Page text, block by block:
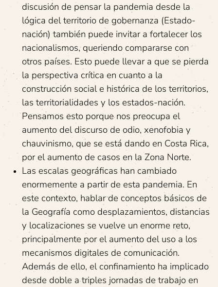
discusión de pensar la pandemia desde la
lógica del territorio de gobernanza (Estado-
nación) también puede invitar a fortalecer los
nacionalismos, queriendo compararse con
otros países. Esto puede llevar a que se pierda
la perspectiva crítica en cuanto a la
construcción social e histórica de los territorios,
las territorialidades y los estados-nación.
Pensamos esto porque nos preocupa el
aumento del discurso de odio, xenofobia y
chauvinismo, que se está dando en Costa Rica,
por el aumento de casos en la Zona Norte.
Las escalas geográficas han cambiado
enormemente a partir de esta pandemia. En
este contexto, hablar de conceptos básicos de
la Geografía como desplazamientos, distancias
y localizaciones se vuelve un enorme reto,
principalmente por el aumento del uso a los
mecanismos digitales de comunicación.
Además de ello, el confinamiento ha implicado
desde doble a triples jornadas de trabajo en